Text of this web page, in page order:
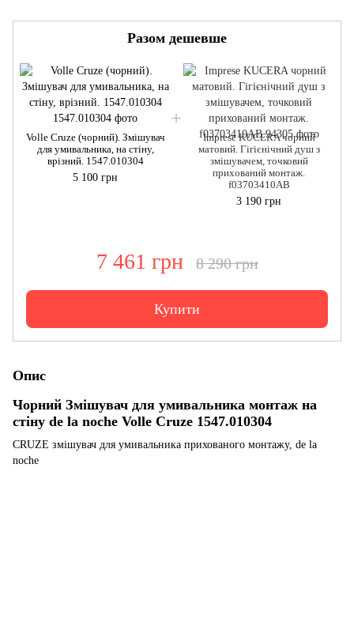
Разом дешевше
Volle Cruze (чорний). Змішувач
для умивальника, на стіну,
врізний. 1547.010304
5 100 грн
Imprese KUCERA чорний
матовий. Гігієнічний душ з
змішувачем, точковий
прихований монтаж.
f03703410AB
3 190 грн
7 461 грн 8 290 грн
Купити
Опис
Чорний Змішувач для умивальника монтаж на
стіну de la noche Volle Cruze 1547.010304
CRUZE змішувач для умивальника прихованого монтажу, de la
noche